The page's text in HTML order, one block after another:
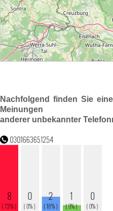
Nachfolgend finden Sie
Meinungen
anderer unbekannter